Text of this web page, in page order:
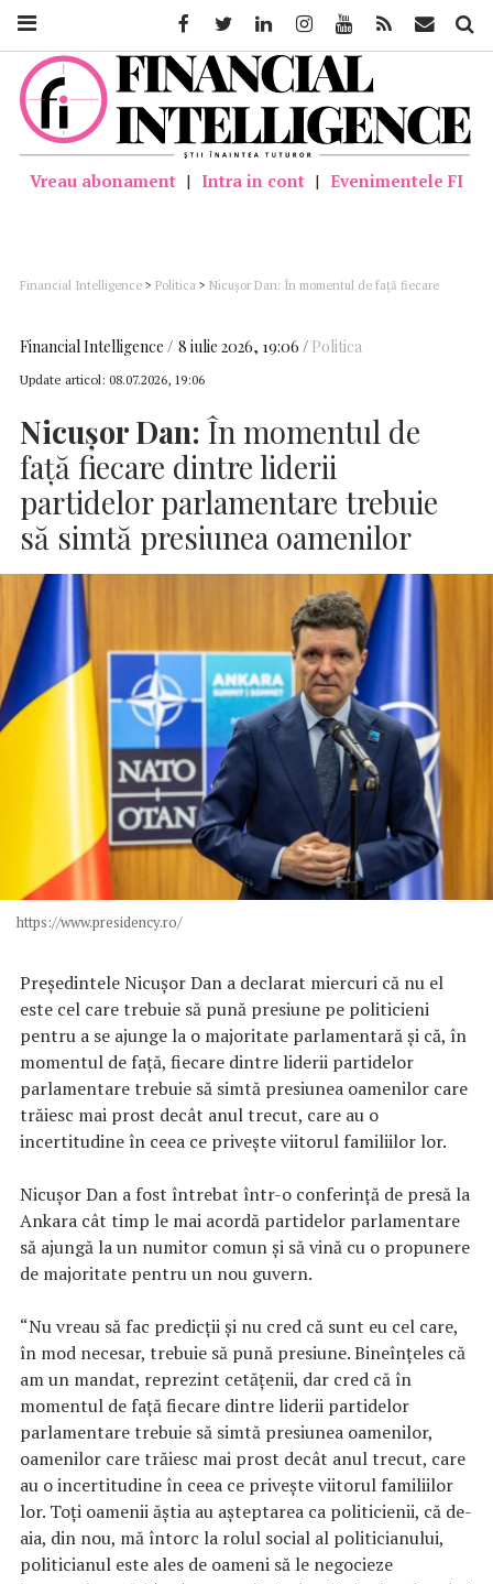
Vreau abonament | Intra in cont | Evenimentele FI
Financial Intelligence > Politica > Nicuşor Dan: În momentul de faţă fiecare
Financial Intelligence 8 iulie 2026, 19:06 Politica
Update articol: 08.07.2026, 19:06
Nicuşor Dan: În momentul de
faţă fiecare dintre liderii
partidelor parlamentare trebuie
să simtă presiunea oamenilor
https://www.presidency.ro/
Preşedintele Nicuşor Dan a declarat miercuri că nu el
este cel care trebuie să pună presiune pe politicieni
pentru a se ajunge la o majoritate parlamentară şi că, în
momentul de faţă, fiecare dintre liderii partidelor
parlamentare trebuie să simtă presiunea oamenilor care
trăiesc mai prost decât anul trecut, care au o
incertitudine în ceea ce priveşte viitorul familiilor lor.
Nicuşor Dan a fost întrebat într-o conferinţă de presă la
Ankara cât timp le mai acordă partidelor parlamentare
să ajungă la un numitor comun şi să vină cu o propunere
de majoritate pentru un nou guvern.
“Nu vreau să fac predicţii şi nu cred că sunt eu cel care,
în mod necesar, trebuie să pună presiune. Bineînţeles că
am un mandat, reprezint cetăţenii, dar cred că în
momentul de faţă fiecare dintre liderii partidelor
parlamentare trebuie să simtă presiunea oamenilor,
oamenilor care trăiesc mai prost decât anul trecut, care
au o incertitudine în ceea ce priveşte viitorul familiilor
lor. Toţi oamenii ăştia au aşteptarea ca politicienii, că de-
aia, din nou, mă întorc la rolul social al politicianului,
politicianul este ales de oameni să le negocieze
FacebookTwitter LinkedinInstagramYoutube Feed Mail